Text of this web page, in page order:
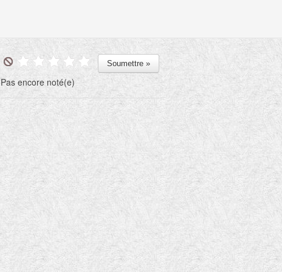
Pas encore noté(e)